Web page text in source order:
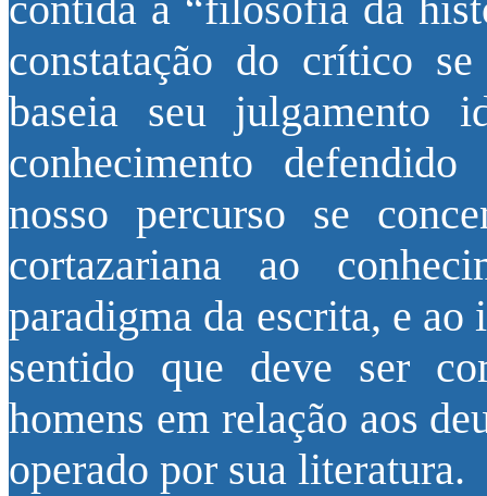
constatação do crítico
baseia seu julgamento
conhecimento
nosso percurso se
cortazariana ao
paradigma da escrita, e ao
sentido que deve ser
homens em relação aos
operado por sua literatura.